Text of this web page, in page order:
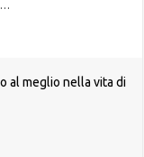
…
al meglio nella vita di